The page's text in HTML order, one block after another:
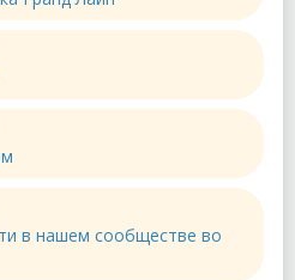
в нашем сообществе во